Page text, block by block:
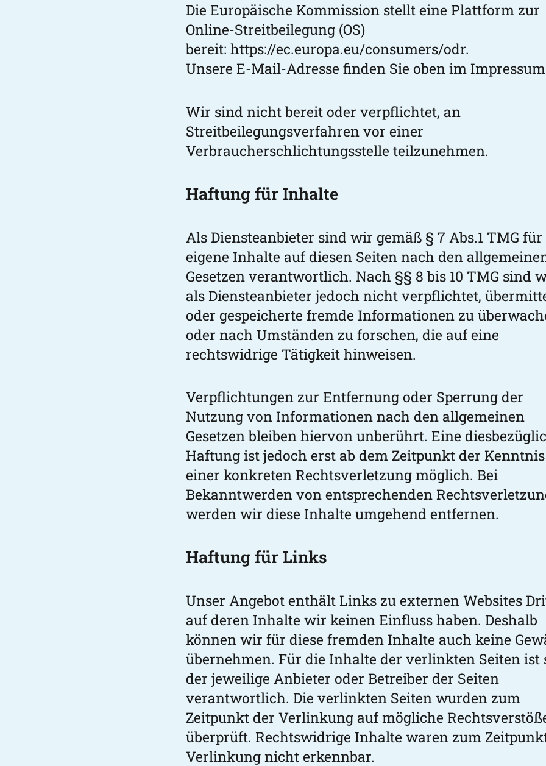
Die Europäische Kommission stellt eine Plattform zur
Online-Streitbeilegung (OS)
bereit:https://ec.europa.eu/consumers/odr.
Unsere E-Mail-Adresse finden Sie oben im
Wir sind nicht bereit oder verpflichtet, an
Streitbeilegungsverfahren vor einer
Verbraucherschlichtungsstelle teilzunehmen.
Haftung für Inhalte
Als Diensteanbieter sind wir gemäß § 7 Abs.1 TMG für
eigene Inhalte auf diesen Seiten nach den
Gesetzen verantwortlich. Nach §§ 8 bis 10 TMG sind
als Diensteanbieter jedoch nicht verpflichtet,
oder gespeicherte fremde Informationen zu
oder nach Umständen zu forschen, die auf eine
rechtswidrige Tätigkeit hinweisen.
Verpflichtungen zur Entfernung oder Sperrung der
Nutzung von Informationen nach den allgemeinen
Gesetzen bleiben hiervon unberührt. Eine
Haftung ist jedoch erst ab dem Zeitpunkt der Kenntnis
einer konkreten Rechtsverletzung möglich. Bei
Bekanntwerden von entsprechenden
werden wir diese Inhalte umgehend entfernen.
Haftung für Links
Unser Angebot enthält Links zu externen Websites
auf deren Inhalte wir keinen Einfluss haben. Deshalb
können wir für diese fremden Inhalte auch keine
übernehmen. Für die Inhalte der verlinkten Seiten ist
der jeweilige Anbieter oder Betreiber der Seiten
verantwortlich. Die verlinkten Seiten wurden zum
Zeitpunkt der Verlinkung auf mögliche
überprüft. Rechtswidrige Inhalte waren zum
Verlinkung nicht erkennbar.